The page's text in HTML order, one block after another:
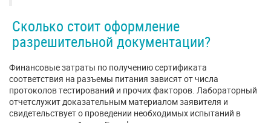
Сколько стоит оформление
разрешительной документации?
Финансовые затраты по получению сертификата
соответствия на разъемы питания зависят от числа
протоколов тестирований и прочих факторов. Лабораторный
отчетслужит доказательным материалом заявителя и
свидетельствует о проведении необходимых испытаний в